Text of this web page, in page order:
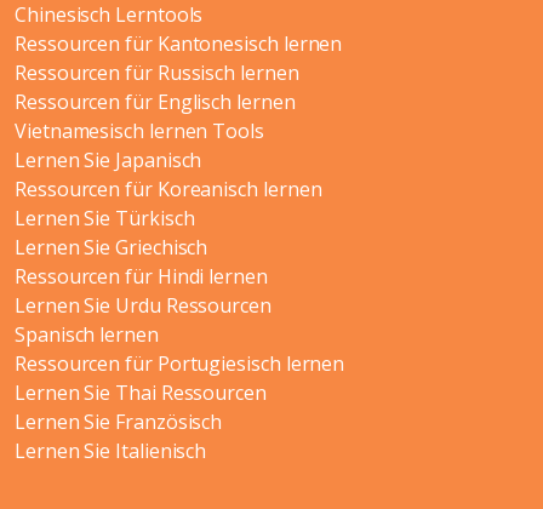
Chinesisch Lerntools
Ressourcen für Kantonesisch lernen
Ressourcen für Russisch lernen
Ressourcen für Englisch lernen
Vietnamesisch lernen Tools
Lernen Sie Japanisch
Ressourcen für Koreanisch lernen
Lernen Sie Türkisch
Lernen Sie Griechisch
Ressourcen für Hindi lernen
Lernen Sie Urdu Ressourcen
Spanisch lernen
Ressourcen für Portugiesisch lernen
Lernen Sie Thai Ressourcen
Lernen Sie Französisch
Lernen Sie Italienisch